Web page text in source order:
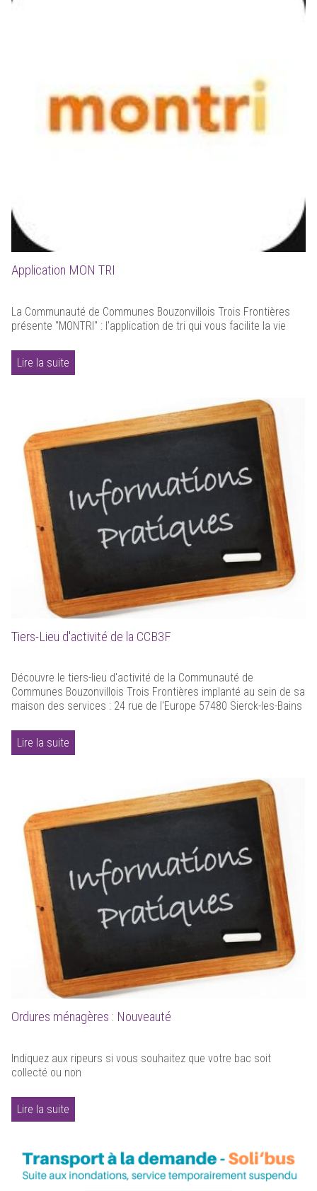
Application MON TRI
La Communauté de Communes Bouzonvillois Trois Frontières
présente "MONTRI" : l'application de tri qui vous facilite la vie
Lire la suite
Tiers-Lieu d'activité de la CCB3F
Découvre le tiers-lieu d'activité de la Communauté de
Communes Bouzonvillois Trois Frontières implanté au sein de sa
maison des services : 24 rue de l'Europe 57480 Sierck-les-Bains
Lire la suite
Ordures ménagères : Nouveauté
Indiquez aux ripeurs si vous souhaitez que votre bac soit
collecté ou non
Lire la suite